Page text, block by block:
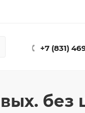
+7 (831)
без